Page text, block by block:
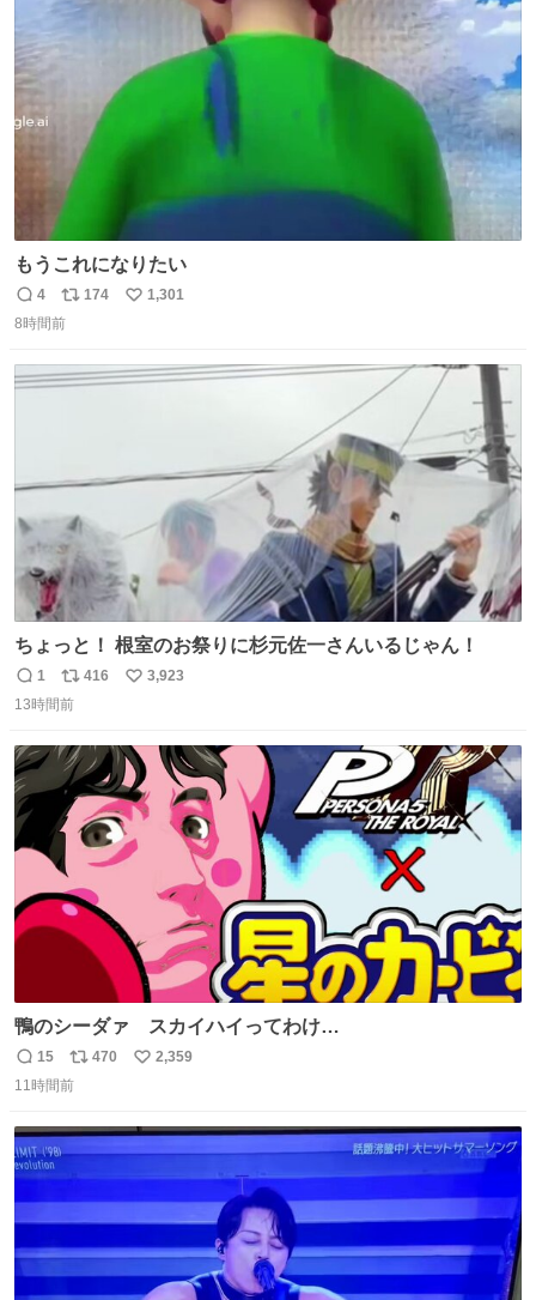
もうこれになりたい
返
信
4
リ
ポ
ト
174
い
数
1,301
8時間前
ちょっと！ 根室のお祭りに杉元佐一さんいるじゃん！
返
信
1
リ
ポ
ト
数
416
い
数
3,923
13時間前
鴨のシーダァ スカイハイってわけ
youtu.be/QbctcHorQyA
返
信
15
リ
ポ
ト
470
い
数
2,359
11時間前